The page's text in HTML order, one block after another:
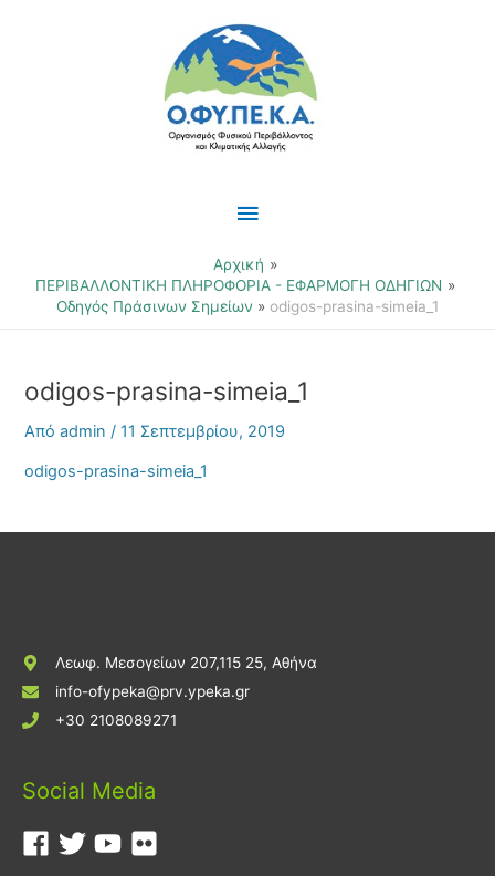
Κύριο
Μενού
Αρχική
ΠΕΡΙΒΑΛΛΟΝΤΙΚΗ ΠΛΗΡΟΦΟΡΙΑ - ΕΦΑΡΜΟΓΗ ΟΔΗΓΙΩΝ
Οδηγός Πράσινων Σημείων
odigos-prasina-simeia_1
odigos-prasina-simeia_1
Απόadmin/11 Σεπτεμβρίου, 2019
odigos-prasina-simeia_1
Λεωφ. Μεσογείων 207,115 25, Αθήνα
info-ofypeka@prv.ypeka.gr
+30 2108089271
Social Media